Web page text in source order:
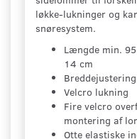
løkke-lukninger og
snøresystem.
Længde min.
14 cm
Velcro lukning
Fire velcro
montering af
Otte elastiske